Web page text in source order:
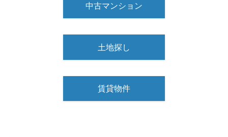
中古マンション
土地探し
賃貸物件